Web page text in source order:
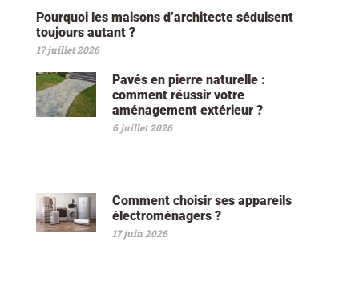
Pourquoi les maisons d’architecte séduisent
toujours autant ?
17 juillet 2026
Pavés en pierre naturelle :
comment réussir votre
aménagement extérieur ?
6 juillet 2026
Comment choisir ses appareils
électroménagers ?
17 juin 2026